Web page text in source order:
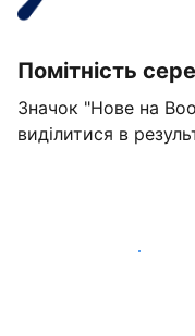
Помітність
Значок "Нове на
виділитися в
Розпочати вже